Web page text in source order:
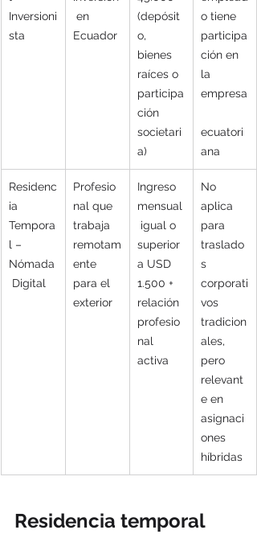
Inversioni
sta
en
Ecuador
(depósit
o,
bienes
raíces o
participa
ción
societari
a)
o tiene
participa
ción en
la
empresa
ecuatori
ana
Residenc
ia
Tempora
l –
Nómada
Digital
Profesio
nal que
trabaja
remotam
ente
para el
exterior
Ingreso
mensual
igual o
superior
a USD
1.500 +
relación
profesio
nal
activa
No
aplica
para
traslado
s
corporati
vos
tradicion
ales,
pero
relevant
e en
asignaci
ones
híbridas
Residencia temporal